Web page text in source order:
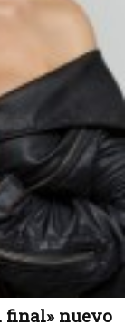
final» nuevo